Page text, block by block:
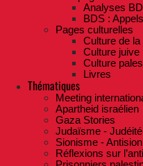
Analyses
BDS :
Pages culturelles
Culture de
Culture juive
Culture
Livres
Thématiques
Meeting
Apartheid israélien
Gaza Stories
Judaïsme - Judéité
Sionisme -
Réflexions sur